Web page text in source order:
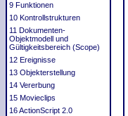
9 Funktionen
10 Kontrollstrukturen
11 Dokumenten-
Objektmodell und
Gültigkeitsbereich (Scope)
12 Ereignisse
13 Objekterstellung
14 Vererbung
15 Movieclips
16 ActionScript 2.0